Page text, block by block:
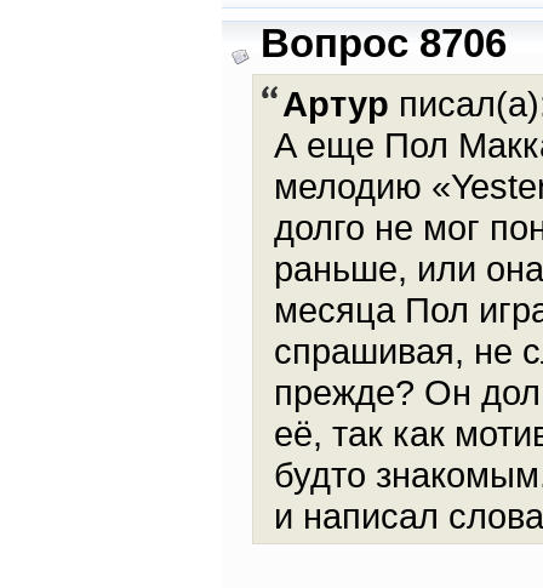
Вопрос 8706
Артур
А еще Пол
мелодию
долго не мог
раньше, или
месяца Пол
спрашивая, не
прежде? Он
её, так как
будто
и написал